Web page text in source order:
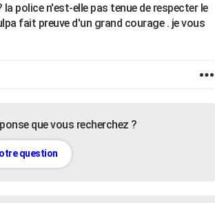
police n'est-elle pas tenue de respecter le
fait preuve d'un grand courage . je vous
que vous recherchez ?
question